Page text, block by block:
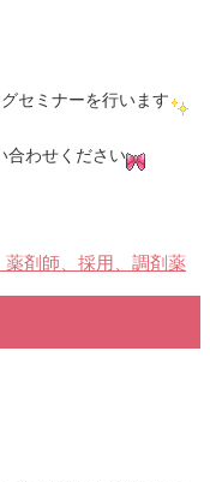
セミナーを行います
合わせください
剤師、採用、調剤薬